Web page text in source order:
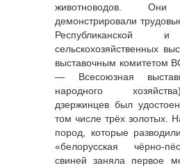
животноводов. Они
демонстрировали
Республиканской
сельскохозяйственных
выставочным комитетом
— Всесоюзная
народного
дзержинцев был
том числе трёх золотых.
пород, которые
«белорусская чёрно-
свиней заняла первое